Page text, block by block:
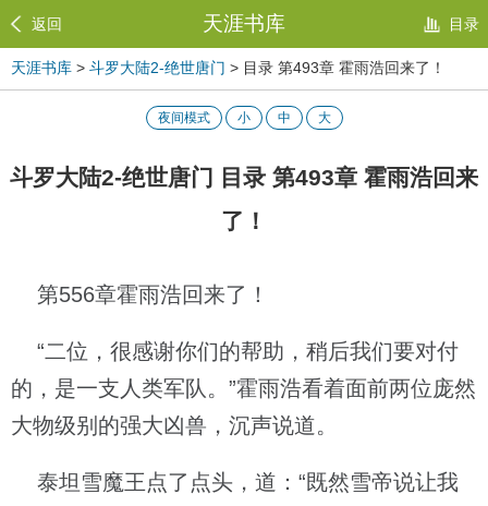
返回 天涯书库 目录
天涯书库 > 斗罗大陆2-绝世唐门 > 目录 第493章 霍雨浩回来了！
夜间模式 小 中 大
斗罗大陆2-绝世唐门 目录 第493章 霍雨浩回来
了！
第556章霍雨浩回来了！
“二位，很感谢你们的帮助，稍后我们要对付
的，是一支人类军队。”霍雨浩看着面前两位庞然
大物级别的强大凶兽，沉声说道。
泰坦雪魔王点了点头，道：“既然雪帝说让我